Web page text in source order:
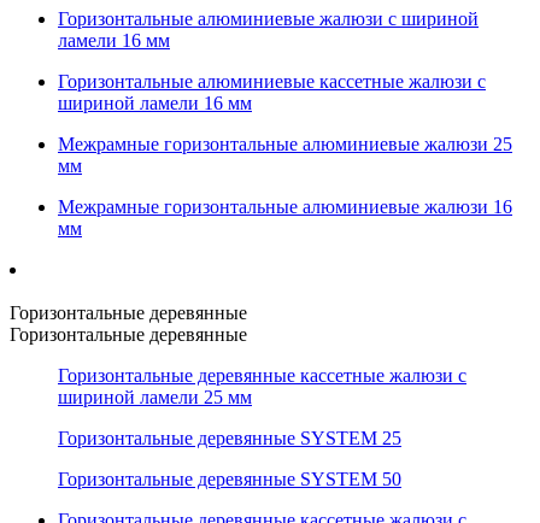
Горизонтальные алюминиевые жалюзи с шириной
ламели 16 мм
Горизонтальные алюминиевые кассетные жалюзи с
шириной ламели 16 мм
Межрамные горизонтальные алюминиевые жалюзи 25
мм
Межрамные горизонтальные алюминиевые жалюзи 16
мм
Горизонтальные деревянные
Горизонтальные деревянные
Горизонтальные деревянные кассетные жалюзи с
шириной ламели 25 мм
Горизонтальные деревянные SYSTEM 25
Горизонтальные деревянные SYSTEM 50